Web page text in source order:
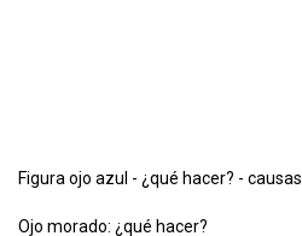
Figura ojo azul - ¿qué hacer? -
Ojo morado: ¿qué hacer?